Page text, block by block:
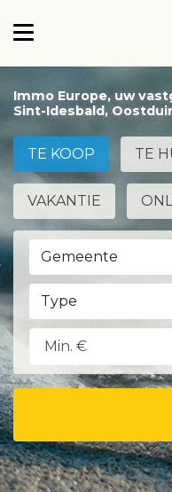
Immo Europe, uw
Sint-Idesbald,
TE KOOP TE
VAKANTIE
Gemeente
Type